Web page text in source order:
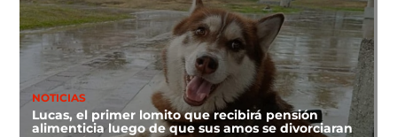
NOTICIAS
Lucas, el primer lomito que recibirá pensión
alimenticia luego de que sus amos se divorciaran